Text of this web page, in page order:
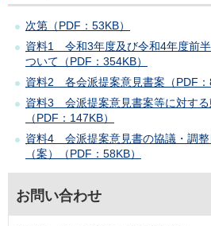
次第（PDF：53KB）
資料1 令和3年度及び令和4年度前
ついて（PDF：354KB）
資料2 各会派提案意見書案（PDF：
資料3 会派提案意見書案等に対する
（PDF：147KB）
資料4 会派提案意見書の協議・調整
（案）（PDF：58KB）
お問い合わせ